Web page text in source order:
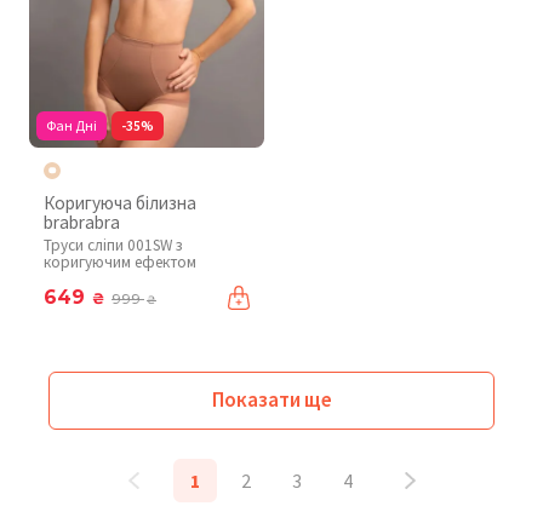
Фан Дні -35%
Коригуюча білизна
brabrabra
Труси сліпи 001SW з
коригуючим ефектом
649 ₴ 999₴
Показати ще
1 2 3 4